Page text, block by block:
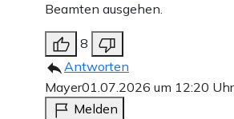
Beamten ausgehen.
8
Antworten
Mayer01.07.2026 um 12:20 Uhr
Melden